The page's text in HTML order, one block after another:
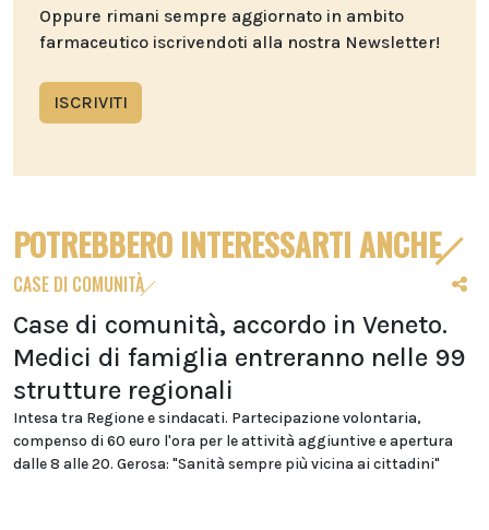
Oppure rimani sempre aggiornato in ambito
farmaceutico iscrivendoti alla nostra Newsletter!
ISCRIVITI
POTREBBERO INTERESSARTI ANCHE
CASE DI COMUNITÀ
Case di comunità, accordo in Veneto.
Medici di famiglia entreranno nelle 99
strutture regionali
Intesa tra Regione e sindacati. Partecipazione volontaria,
compenso di 60 euro l'ora per le attività aggiuntive e apertura
dalle 8 alle 20. Gerosa: "Sanità sempre più vicina ai cittadini"